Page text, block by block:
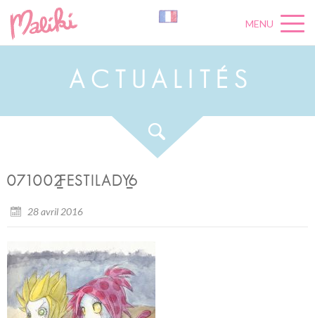
MENU
A C U A L É S
071002_FESTILADY_6
28 avril 2016